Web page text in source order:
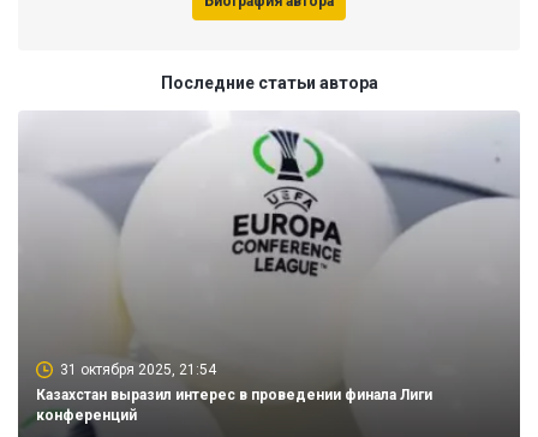
Последние статьи автора
31 октября 2025, 21:54
Казахстан выразил интерес в проведении финала Лиги
конференций